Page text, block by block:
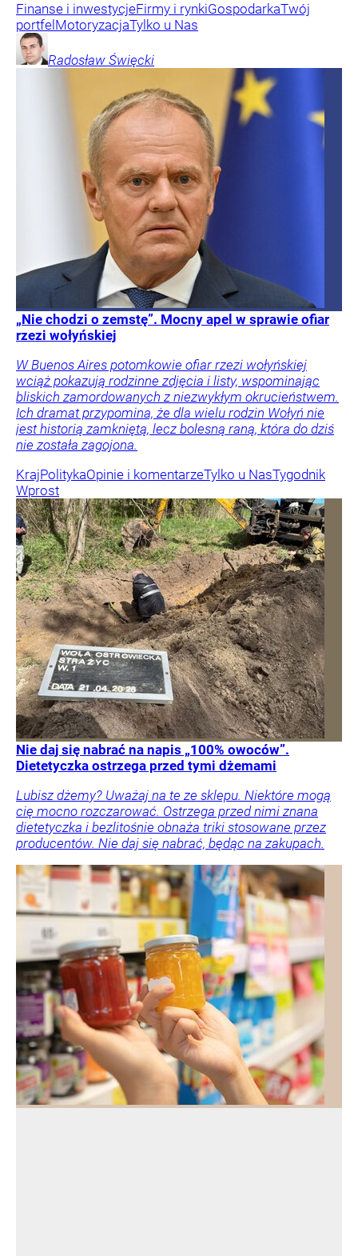
Finanse i inwestycjeFirmy i rynkiGospodarkaTwój
portfelMotoryzacjaTylko u Nas
Radosław Święcki
„Nie chodzi o zemstę”. Mocny apel w sprawie ofiar
rzezi wołyńskiej
W Buenos Aires potomkowie ofiar rzezi wołyńskiej
wciąż pokazują rodzinne zdjęcia i listy, wspominając
bliskich zamordowanych z niezwykłym okrucieństwem.
Ich dramat przypomina, że dla wielu rodzin Wołyń nie
jest historią zamkniętą, lecz bolesną raną, która do dziś
nie została zagojona.
KrajPolitykaOpinie i komentarzeTylko u NasTygodnik
Wprost
Nie daj się nabrać na napis „100% owoców”.
Dietetyczka ostrzega przed tymi dżemami
Lubisz dżemy? Uważaj na te ze sklepu. Niektóre mogą
cię mocno rozczarować. Ostrzega przed nimi znana
dietetyczka i bezlitośnie obnaża triki stosowane przez
producentów. Nie daj się nabrać, będąc na zakupach.